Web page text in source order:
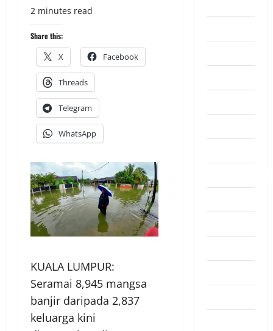
2 minutes read
Share this:
X Facebook
Threads
Telegram
WhatsApp
KUALA LUMPUR:
Seramai 8,945 mangsa
banjir daripada 2,837
keluarga kini